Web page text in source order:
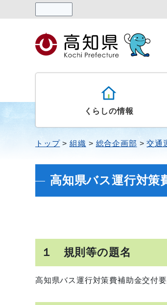
くらしの情報
トップ 組織 総合企画部 交通
高知県バス運行対策
１ 規則等の題名
高知県バス運行対策費補助金交付